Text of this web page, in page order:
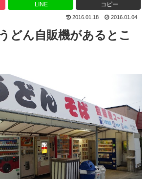
LINE コピー
2016.01.18 2016.01.04
どん自販機があるとこ